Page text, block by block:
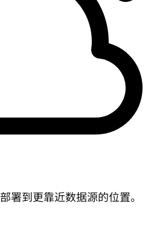
署到更靠近数据源的位置。